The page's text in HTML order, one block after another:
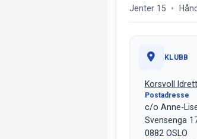
Jenter 15
KLUBB
Korsvoll
Postadresse
c/o Anne-
Svensenga
0882 OSLO